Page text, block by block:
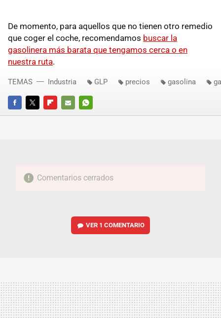
De momento, para aquellos que no tienen otro remedio
que coger el coche, recomendamos buscar la
gasolinera más barata que tengamos cerca o en
nuestra ruta.
FACEBOOKTWITTERFLIPBOARD
E-
WHATSAPP
TEMAS Industria GLP precios gasolina
Comentarios cerrados
VER 1 COMENTARIO